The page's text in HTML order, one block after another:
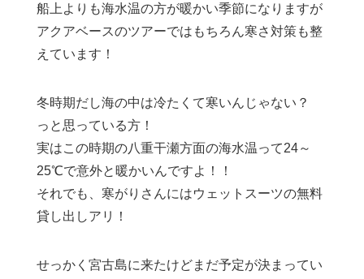
船上よりも海水温の方が暖かい季節になりますが
アクアベースのツアーではもちろん寒さ対策も整
えています！
冬時期だし海の中は冷たくて寒いんじゃない？
っと思っている方！
実はこの時期の八重干瀬方面の海水温って24～
25℃で意外と暖かいんですよ！！
それでも、寒がりさんにはウェットスーツの無料
貸し出しアリ！
せっかく宮古島に来たけどまだ予定が決まってい